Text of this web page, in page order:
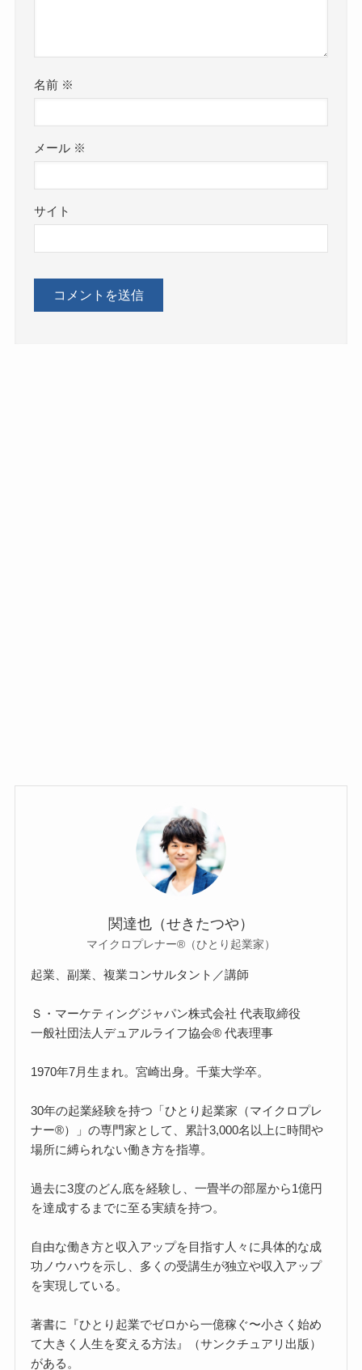
名前 ※
メール ※
サイト
関達也（せきたつや）
マイクロプレナー®（ひとり起業家）
起業、副業、複業コンサルタント／講師
Ｓ・マーケティングジャパン株式会社 代表取締役
一般社団法人デュアルライフ協会® 代表理事
1970年7月生まれ。宮崎出身。千葉大学卒。
30年の起業経験を持つ「ひとり起業家（マイクロプレ
ナー®）」の専門家として、累計3,000名以上に時間や
場所に縛られない働き方を指導。
過去に3度のどん底を経験し、一畳半の部屋から1億円
を達成するまでに至る実績を持つ。
自由な働き方と収入アップを目指す人々に具体的な成
功ノウハウを示し、多くの受講生が独立や収入アップ
を実現している。
著書に『ひとり起業でゼロから一億稼ぐ〜小さく始め
て大きく人生を変える方法』（サンクチュアリ出版）
がある。